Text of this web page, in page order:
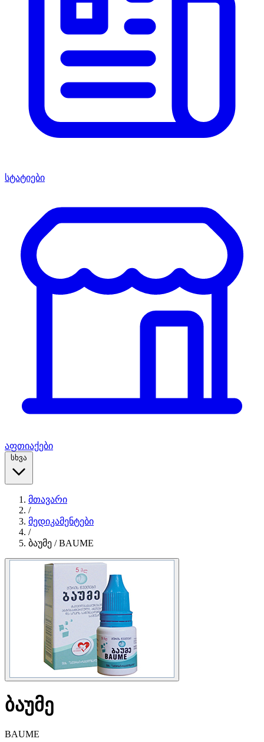
სტატიები
აფთიაქები
სხვა
მთავარი
/
მედიკამენტები
/
ბაუმე / BAUME
ბაუმე
BAUME